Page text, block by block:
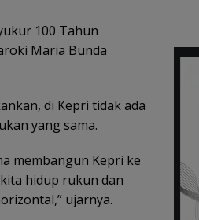
100 Tahun
Maria Bunda
di Kepri tidak ada
yang sama.
membangun Kepri ke
hidup rukun dan
ujarnya.